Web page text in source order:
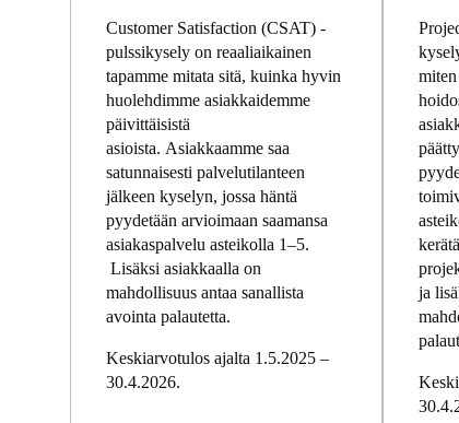
Customer Satisfaction (CSAT) -
pulssikysely on reaaliaikainen
tapamme mitata sitä, kuinka hyvin
huolehdimme asiakkaidemme
päivittäisistä
asioista. Asiakkaamme saa
satunnaisesti palvelutilanteen
jälkeen kyselyn, jossa häntä
pyydetään arvioimaan saamansa
asiakaspalvelu asteikolla 1–5.
Lisäksi asiakkaalla on
mahdollisuus antaa sanallista
avointa palautetta.
Keskiarvotulos ajalta 1.5.2025 –
30.4.2026.
ja